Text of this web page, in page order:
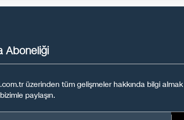
Aboneliği
üzerinden tüm gelişmeler hakkında bilgi
paylaşın.